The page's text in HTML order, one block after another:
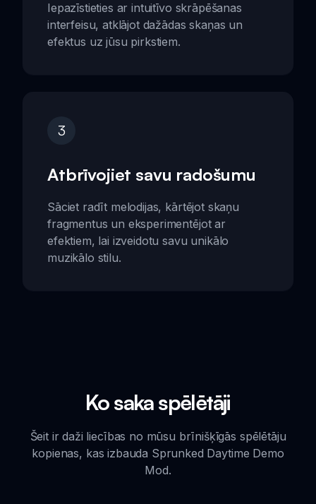
Iepazīstieties ar intuitīvo skrāpēšanas
interfeisu, atklājot dažādas skaņas un
efektus uz jūsu pirkstiem.
3
Atbrīvojiet savu radošumu
Sāciet radīt melodijas, kārtējot skaņu
fragmentus un eksperimentējot ar
efektiem, lai izveidotu savu unikālo
muzikālo stilu.
Ko saka spēlētāji
Šeit ir daži liecības no mūsu brīnišķīgās spēlētāju
kopienas, kas izbauda Sprunked Daytime Demo
Mod.